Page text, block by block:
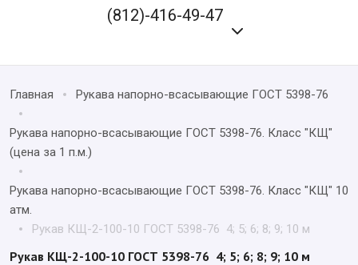
(812)-416-49-47
Главная Рукава напорно-всасывающие ГОСТ 5398-76
Рукава напорно-всасывающие ГОСТ 5398-76. Класс "КЩ"
(цена за 1 п.м.)
Рукава напорно-всасывающие ГОСТ 5398-76. Класс "КЩ" 10
атм.
Рукав КЩ-2-100-10 ГОСТ 5398-76 4; 5; 6; 8; 9; 10 м
Рукав КЩ-2-100-10 ГОСТ 5398-76 4; 5; 6; 8; 9; 10 м